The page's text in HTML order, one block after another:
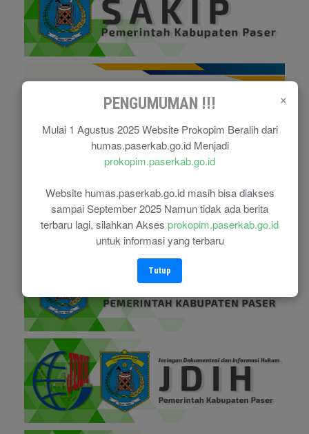
×
PENGUMUMAN !!!
Mulai 1 Agustus 2025 Website Prokopim Beralih dari
humas.paserkab.go.id Menjadi
prokopim.paserkab.go.id
Website humas.paserkab.go.id masih bisa diakses
sampai September 2025 Namun tidak ada berita
terbaru lagi, silahkan Akses prokopim.paserkab.go.id
untuk informasi yang terbaru
Tutup